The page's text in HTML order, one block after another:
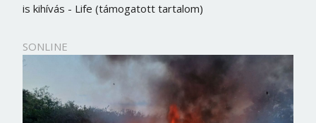
is kihívás - Life (támogatott tartalom)
SONLINE